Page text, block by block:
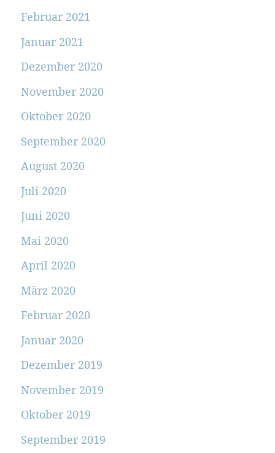
Februar 2021
Januar 2021
Dezember 2020
November 2020
Oktober 2020
September 2020
August 2020
Juli 2020
Juni 2020
Mai 2020
April 2020
März 2020
Februar 2020
Januar 2020
Dezember 2019
November 2019
Oktober 2019
September 2019